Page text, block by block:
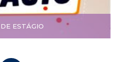
ESTÁGIO